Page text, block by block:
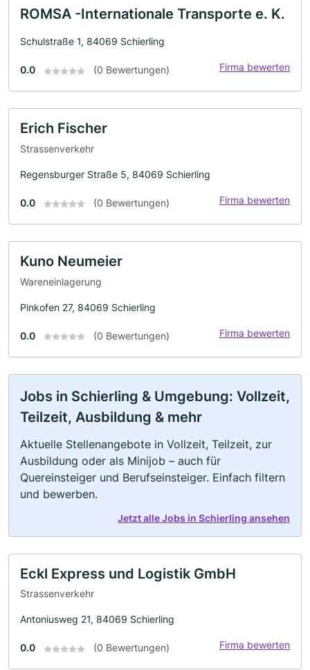
ROMSA -Internationale Transporte e. K.
Schulstraße 1, 84069 Schierling
0.0 (0 Bewertungen) Firma bewerten
Erich Fischer
Strassenverkehr
Regensburger Straße 5, 84069 Schierling
0.0 (0 Bewertungen) Firma bewerten
Kuno Neumeier
Wareneinlagerung
Pinkofen 27, 84069 Schierling
0.0 (0 Bewertungen) Firma bewerten
Jobs in Schierling & Umgebung: Vollzeit,
Teilzeit, Ausbildung & mehr
Aktuelle Stellenangebote in Vollzeit, Teilzeit, zur
Ausbildung oder als Minijob – auch für
Quereinsteiger und Berufseinsteiger. Einfach filtern
und bewerben.
Jetzt alle Jobs in Schierling ansehen
Eckl Express und Logistik GmbH
Strassenverkehr
Antoniusweg 21, 84069 Schierling
0.0 (0 Bewertungen) Firma bewerten